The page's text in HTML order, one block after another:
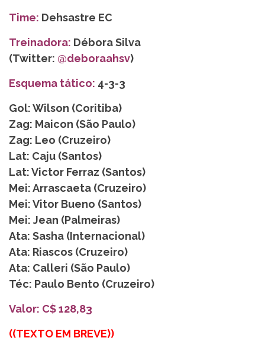
Time: Dehsastre EC
Treinadora: Débora Silva
(Twitter: @deboraahsv)
Esquema tático: 4-3-3
Gol: Wilson (Coritiba)
Zag: Maicon (São Paulo)
Zag: Leo (Cruzeiro)
Lat: Caju (Santos)
Lat: Victor Ferraz (Santos)
Mei: Arrascaeta (Cruzeiro)
Mei: Vitor Bueno (Santos)
Mei: Jean (Palmeiras)
Ata: Sasha (Internacional)
Ata: Riascos (Cruzeiro)
Ata: Calleri (São Paulo)
Téc: Paulo Bento (Cruzeiro)
Valor: C$ 128,83
((TEXTO EM BREVE))